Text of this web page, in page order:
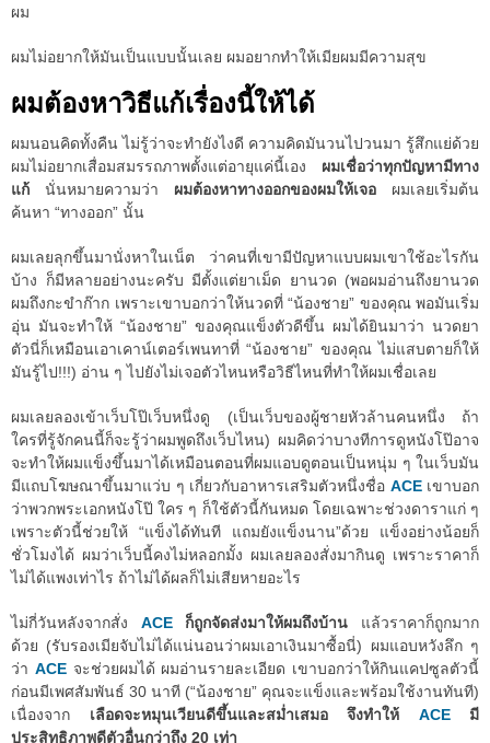
ผม
ผมไม่อยากให้มันเป็นแบบนั้นเลย ผมอยากทำให้เมียผมมีความสุข
ผมต้องหาวิธีแก้เรื่องนี้ให้ได้
ผมนอนคิดทั้งคืน ไม่รู้ว่าจะทำยังไงดี ความคิดมันวนไปวนมา รู้สึกแย่ด้วย
ผมไม่อยากเสื่อมสมรรถภาพตั้งแต่อายุแค่นี้เอง ผมเชื่อว่าทุกปัญหามีทาง
แก้ นั่นหมายความว่า ผมต้องหาทางออกของผมให้เจอ ผมเลยเริ่มต้น
ค้นหา “ทางออก” นั้น
ผมเลยลุกขึ้นมานั่งหาในเน็ต ว่าคนที่เขามีปัญหาแบบผมเขาใช้อะไรกัน
บ้าง ก็มีหลายอย่างนะครับ มีตั้งแต่ยาเม็ด ยานวด (พอผมอ่านถึงยานวด
ผมถึงกะขำก๊าก เพราะเขาบอกว่าให้นวดที่ “น้องชาย” ของคุณ พอมันเริ่ม
อุ่น มันจะทำให้ “น้องชาย” ของคุณแข็งตัวดีขึ้น ผมได้ยินมาว่า นวดยา
ตัวนี่ก็เหมือนเอาเคาน์เตอร์เพนทาที่ “น้องชาย” ของคุณ ไม่แสบตายก็ให้
มันรู้ไป!!!) อ่าน ๆ ไปยังไม่เจอตัวไหนหรือวิธีไหนที่ทำให้ผมเชื่อเลย
ผมเลยลองเข้าเว็บโป๊เว็บหนึ่งดู (เป็นเว็บของผู้ชายหัวล้านคนหนึ่ง ถ้า
ใครที่รู้จักคนนี้ก็จะรู้ว่าผมพูดถึงเว็บไหน) ผมคิดว่าบางทีการดูหนังโป๊อาจ
จะทำให้ผมแข็งขึ้นมาได้เหมือนตอนที่ผมแอบดูตอนเป็นหนุ่ม ๆ ในเว็บมัน
มีแถบโฆษณาขึ้นมาแว่บ ๆ เกี่ยวกับอาหารเสริมตัวหนึ่งชื่อ ACEเขาบอก
ว่าพวกพระเอกหนังโป๊ ใคร ๆ ก็ใช้ตัวนี้กันหมด โดยเฉพาะช่วงดาราแก่ ๆ
เพราะตัวนี้ช่วยให้ “แข็งได้ทันที แถมยังแข็งนาน”ด้วย แข็งอย่างน้อยก็
ชั่วโมงได้ ผมว่าเว็บนี้คงไม่หลอกมั้ง ผมเลยลองสั่งมากินดู เพราะราคาก็
ไม่ได้แพงเท่าไร ถ้าไม่ได้ผลก็ไม่เสียหายอะไร
ไม่กี่วันหลังจากสั่ง ACE ก็ถูกจัดส่งมาให้ผมถึงบ้าน แล้วราคาก็ถูกมาก
ด้วย (รับรองเมียจับไม่ได้แน่นอนว่าผมเอาเงินมาซื้อนี่) ผมแอบหวังลึก ๆ
ว่า ACEจะช่วยผมได้ ผมอ่านรายละเอียด เขาบอกว่าให้กินแคปซูลตัวนี้
ก่อนมีเพศสัมพันธ์ 30 นาที (“น้องชาย” คุณจะแข็งและพร้อมใช้งานทันที)
เนื่องจาก เลือดจะหมุนเวียนดีขึ้นและสม่ำเสมอ จึงทำให้ ACEมี
ประสิทธิภาพดีตัวอื่นกว่าถึง 20 เท่า